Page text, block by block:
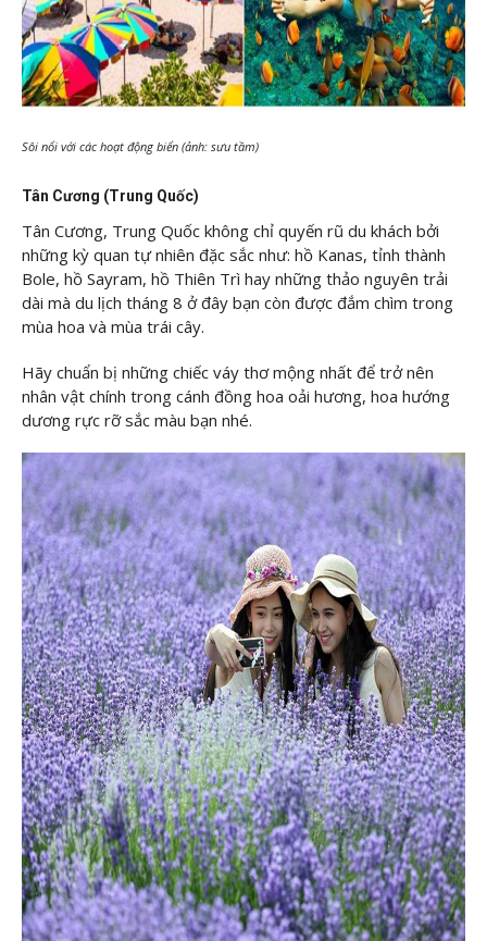
Sôi nổi với các hoạt động biển (ảnh: sưu tầm)
Tân Cương (Trung Quốc)
Tân Cương, Trung Quốc không chỉ quyến rũ du khách bởi
những kỳ quan tự nhiên đặc sắc như: hồ Kanas, tỉnh thành
Bole, hồ Sayram, hồ Thiên Trì hay những thảo nguyên trải
dài mà du lịch tháng 8 ở đây bạn còn được đắm chìm trong
mùa hoa và mùa trái cây.
Hãy chuẩn bị những chiếc váy thơ mộng nhất để trở nên
nhân vật chính trong cánh đồng hoa oải hương, hoa hướng
dương rực rỡ sắc màu bạn nhé.